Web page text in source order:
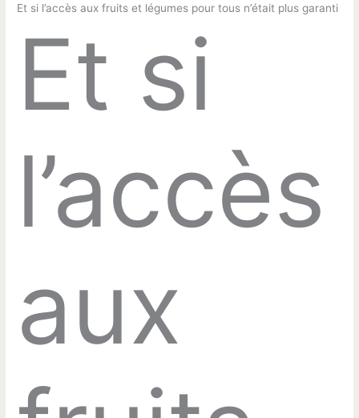
Et si l’accès aux fruits et légumes pour tous n’était plus garanti
Et si
l’accès
aux